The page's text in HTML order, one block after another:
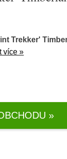
Trekker'
více »
»